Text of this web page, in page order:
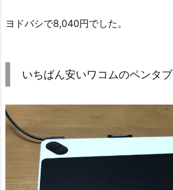
ヨドバシで8,040円でした。
いちばん安いワコムのペンタブ